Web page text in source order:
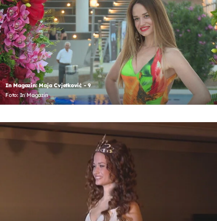
In Magazin: Maja Cvjetković - 9
Foto: In Magazin